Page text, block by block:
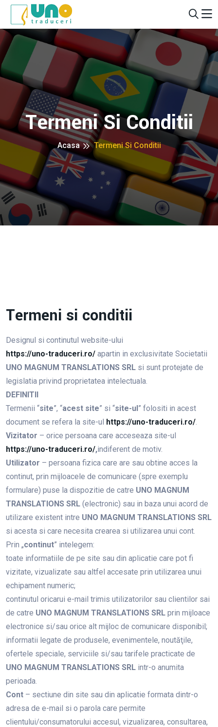
Termeni Si Conditii
Acasa Termeni Si Conditii
Termeni si conditii
Designul si continutul website-ului
https://uno-traduceri.ro/ apartin in exclusivitate Societatii
UNO MAGNUM TRANSLATIONS SRL si sunt protejate de
legislatia privind proprietatea intelectuala.
DEFINITII
Termenii “site”, “acest site” si “site-ul” folositi in acest
document se refera la site-ul https://uno-traduceri.ro/.
Vizitator – orice persoana care acceseaza site-ul
https://uno-traduceri.ro/,indiferent de motiv.
Utilizator – persoana fizica care are sau obtine acces la
continut, prin mijloacele de comunicare (spre exemplu
formulare) puse la dispozitie de catre UNO MAGNUM
TRANSLATIONS SRL (electronic) sau in baza unui acord de
utilizare existent intre UNO MAGNUM TRANSLATIONS SRL
si acesta si care necesita crearea si utilizarea unui cont.
Prin „continut” intelegem:
toate informatiile de pe site sau din aplicatie care pot fi
vizitate, vizualizate sau altfel accesate prin utilizarea unui
echipament numeric;
continutul oricarui e-mail trimis utilizatorilor sau clientilor sai
de catre UNO MAGNUM TRANSLATIONS SRL prin mijloace
electronice si/sau orice alt mijloc de comunicare disponibil;
informatii legate de produsele, evenimentele, noutăţile,
ofertele speciale, serviciile si/sau tarifele practicate de
UNO MAGNUM TRANSLATIONS SRL intr-o anumita
perioada.
Cont – sectiune din site sau din aplicatie formata dintr-o
adresa de e-mail si o parola care permite
clientului/consumatorului accesul, vizualizarea, consultarea,